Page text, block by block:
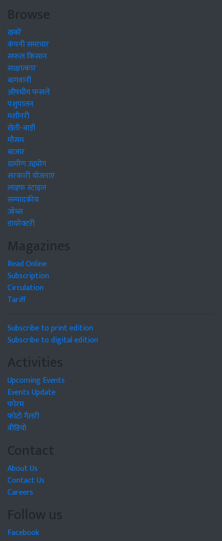
Browse
खबरें
कंपनी समाचार
सफल किसान
साक्षात्कार
बागवानी
औषधीय फसलें
पशुपालन
मशीनरी
खेती-बाड़ी
मौसम
बाजार
ग्रामीण उद्द्योग
सरकारी योजनाएं
लाइफ स्टाइल
सम्पादकीय
जॉब्स
डायरेक्टरी
Magazines
Read Online
Subscription
Circulation
Tariff
Subscribe to print edition
Subscribe to digital edition
Activities
Upcoming Events
Events Update
फोरम
फोटो गैलरी
वीडियो
Contact
About Us
Contact Us
Careers
Follow us
Facebook